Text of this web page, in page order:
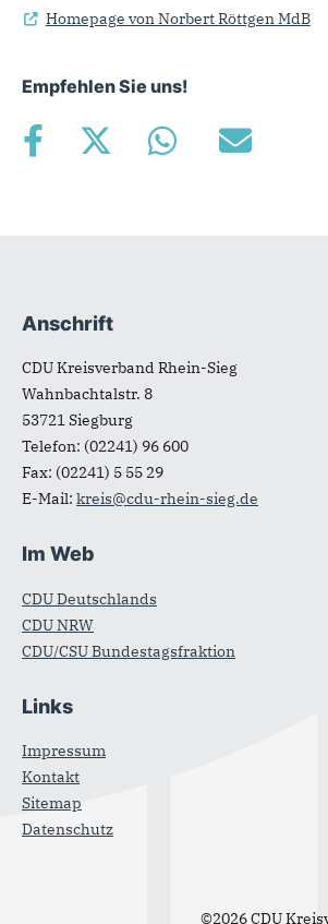
Homepage von Norbert Röttgen MdB
Empfehlen Sie uns!
Fußbereich
Anschrift
CDU Kreisverband Rhein-Sieg
Wahnbachtalstr. 8
53721Siegburg
Telefon: (02241) 96 600
Fax: (02241) 5 55 29
E-Mail: kreis@cdu-rhein-sieg.de
Im Web
CDU Deutschlands
CDU NRW
CDU/CSU Bundestagsfraktion
Links
Impressum
Kontakt
Sitemap
Datenschutz
©2026 CDU